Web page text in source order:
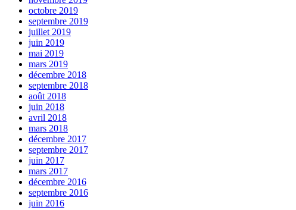
octobre 2019
septembre 2019
juillet 2019
juin 2019
mai 2019
mars 2019
décembre 2018
septembre 2018
août 2018
juin 2018
avril 2018
mars 2018
décembre 2017
septembre 2017
juin 2017
mars 2017
décembre 2016
septembre 2016
juin 2016